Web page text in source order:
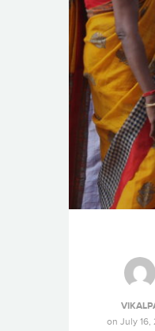
on July 16,